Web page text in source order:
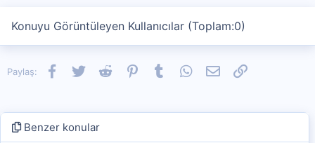
:
Konuyu Görüntüleyen Kullanıcılar (Toplam:0)
Paylaş: Facebook
TwitterReddit PinterestTumblrWhatsApp
E-postaLink
Benzer konular